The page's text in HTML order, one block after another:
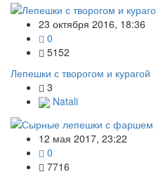
23 октября 2016, 18:36
0
5152
Лепешки с творогом и курагой
3
Natali
12 мая 2017, 23:22
0
7716